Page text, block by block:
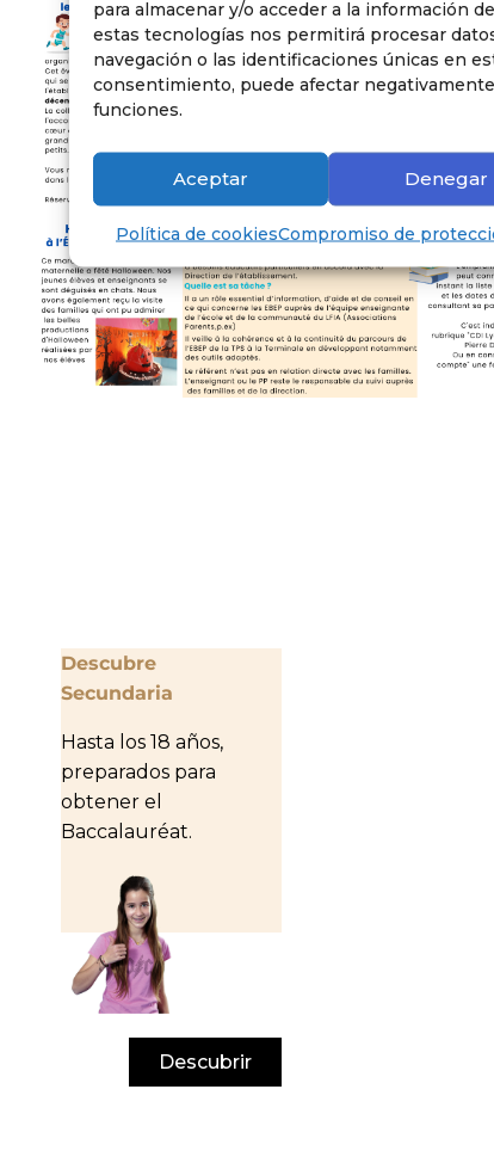
para almacenar y/o acceder a la información
estas tecnologías nos permitirá procesar
navegación o las identificaciones únicas en
consentimiento, puede afectar
funciones.
Aceptar Denegar
Política de cookiesCompromiso de
Descubre
Secundaria
Hasta los 18 años,
preparados para
obtener el
Baccalauréat.
Descubrir